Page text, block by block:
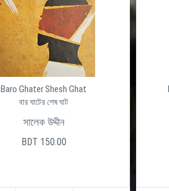
Baro Ghater Shesh Ghat
বার ঘাটের শেষ ঘাট
সালেক উদ্দীন
BDT 150.00